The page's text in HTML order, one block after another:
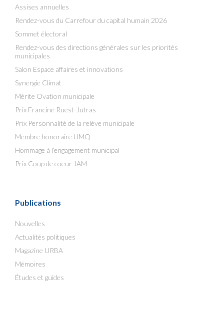
Assises annuelles
Rendez-vous du Carrefour du capital humain 2026
Sommet électoral
Rendez-vous des directions générales sur les priorités
municipales
Salon Espace affaires et innovations
Synergie Climat
Mérite Ovation municipale
Prix Francine Ruest-Jutras
Prix Personnalité de la relève municipale
Membre honoraire UMQ
Hommage à l’engagement municipal
Prix Coup de coeur JAM
Publications
Nouvelles
Actualités politiques
Magazine URBA
Mémoires
Études et guides